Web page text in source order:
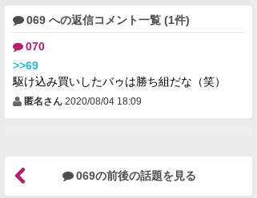
069 への返信コメント一覧 (1件)
070
>>69
駆け込み買いしたバゥは勝ち組だな（笑）
匿名さん 2020/08/04 18:09
069の前後の話題を見る